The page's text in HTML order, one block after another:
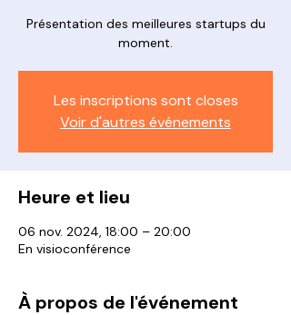
Présentation des meilleures startups du
moment.
Les inscriptions sont closes
Voir d'autres événements
Heure et lieu
06 nov. 2024, 18:00 – 20:00
En visioconférence
À propos de l'événement